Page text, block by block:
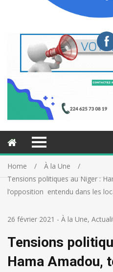
Home
À la Une
Tensions politiques au Niger :
l’opposition entendu dans les
26 février 2021 - À la Une,
Tensions
Hama Amadou,